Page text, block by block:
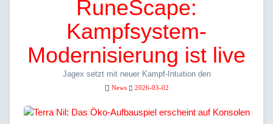
RuneScape:
Kampfsystem-
Modernisierung ist live
Jagex setzt mit neuer Kampf-Intuition den
News 2026-03-02